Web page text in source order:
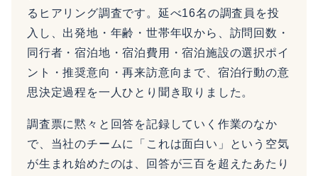
るヒアリング調査です。延べ16名の調査員を投
入し、出発地・年齢・世帯年収から、訪問回数・
同行者・宿泊地・宿泊費用・宿泊施設の選択ポイ
ント・推奨意向・再来訪意向まで、宿泊行動の意
思決定過程を一人ひとり聞き取りました。
調査票に黙々と回答を記録していく作業のなか
で、当社のチームに「これは面白い」という空気
が生まれ始めたのは、回答が三百を超えたあたり